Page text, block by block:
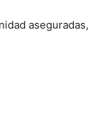
aseguradas,